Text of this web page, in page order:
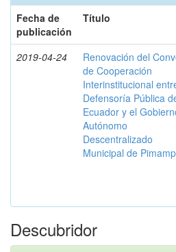
Fecha de
publicación
Título
2019-04-24
Renovación del
de Cooperación
Interinstitucional
Defensoría Pública
Ecuador y el
Autónomo
Descentralizado
Municipal de
Descubridor